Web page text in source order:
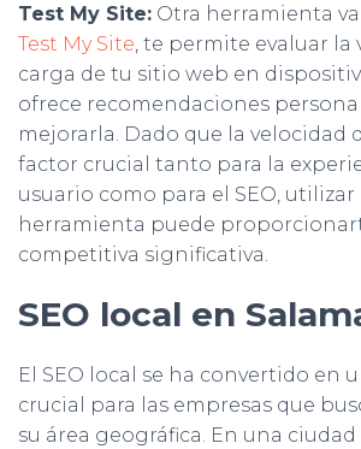
Test My Site: Otra herramienta
Test My Site , te permite evaluar la
carga de tu sitio web en
ofrece recomendaciones
mejorarla. Dado que la velocidad
factor crucial tanto para la
usuario como para el SEO, utilizar
herramienta puede
competitiva significativa.
SEO local en
El SEO local se ha convertido en
crucial para las empresas que
su área geográfica. En una